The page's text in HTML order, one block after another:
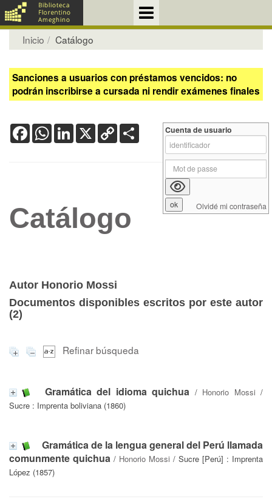
Inicio Catálogo
Sanciones a usuarios con préstamos vencidos: no
podrán inscribirse a cursada ni rendir exámenes finales
FacebookWhatsApp
LinkedIn
X Copy
Link
Catálogo
Autor Honorio Mossi
Documentos disponibles escritos por este autor
(2)
Refinar búsqueda
Gramática del idioma quichua / Honorio Mossi /
Sucre : Imprenta boliviana (1860)
Gramática de la lengua general del Perú llamada
comunmente quichua / Honorio Mossi / Sucre [Perú] : Imprenta
López (1857)
Cuenta de usuario
Olvidé mi contraseña